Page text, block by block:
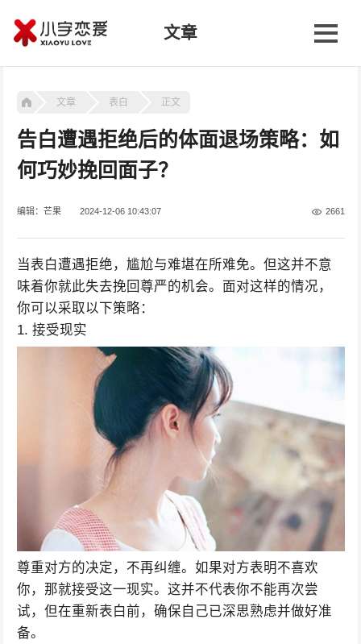
文章
文章 表白 正文
告白遭遇拒绝后的体面退场策略：如
何巧妙挽回面子？
编辑：芒果 2024-12-06 10:43:07 2661
当表白遭遇拒绝，尴尬与难堪在所难免。但这并不意
味着你就此失去挽回尊严的机会。面对这样的情况，
你可以采取以下策略：
1. 接受现实
尊重对方的决定，不再纠缠。如果对方表明不喜欢
你，那就接受这一现实。这并不代表你不能再次尝
试，但在重新表白前，确保自己已深思熟虑并做好准
备。